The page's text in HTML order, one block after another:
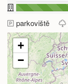
parkoviště
+
−